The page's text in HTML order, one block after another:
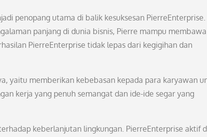
penopang utama di balik kesuksesan PierreEnterprise.
panjang di dunia bisnis, Pierre mampu membawa
PierreEnterprise tidak lepas dari kegigihan dan
yaitu memberikan kebebasan kepada para karyawan
kerja yang penuh semangat dan ide-ide segar yang
keberlanjutan lingkungan. PierreEnterprise aktif